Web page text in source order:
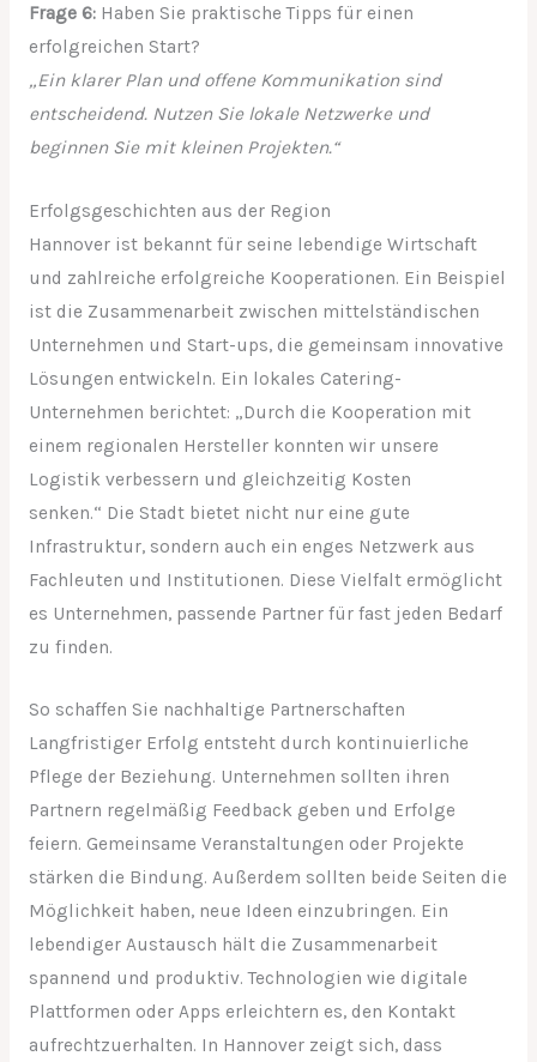
Frage 6:Haben Sie praktische Tipps für einen
erfolgreichen Start?
„Ein klarer Plan und offene Kommunikation sind
entscheidend. Nutzen Sie lokale Netzwerke und
beginnen Sie mit kleinen Projekten.“
Erfolgsgeschichten aus der Region
Hannover ist bekannt für seine lebendige Wirtschaft
und zahlreiche erfolgreiche Kooperationen. Ein Beispiel
ist die Zusammenarbeit zwischen mittelständischen
Unternehmen und Start-ups, die gemeinsam innovative
Lösungen entwickeln. Ein lokales Catering-
Unternehmen berichtet: „Durch die Kooperation mit
einem regionalen Hersteller konnten wir unsere
Logistik verbessern und gleichzeitig Kosten
senken.“ Die Stadt bietet nicht nur eine gute
Infrastruktur, sondern auch ein enges Netzwerk aus
Fachleuten und Institutionen. Diese Vielfalt ermöglicht
es Unternehmen, passende Partner für fast jeden Bedarf
zu finden.
So schaffen Sie nachhaltige Partnerschaften
Langfristiger Erfolg entsteht durch kontinuierliche
Pflege der Beziehung. Unternehmen sollten ihren
Partnern regelmäßig Feedback geben und Erfolge
feiern. Gemeinsame Veranstaltungen oder Projekte
stärken die Bindung. Außerdem sollten beide Seiten die
Möglichkeit haben, neue Ideen einzubringen. Ein
lebendiger Austausch hält die Zusammenarbeit
spannend und produktiv. Technologien wie digitale
Plattformen oder Apps erleichtern es, den Kontakt
aufrechtzuerhalten. In Hannover zeigt sich, dass